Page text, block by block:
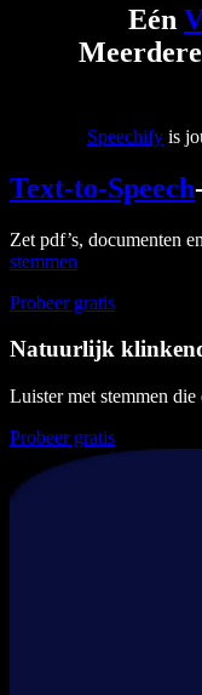
Eén
Speechify is
Text-to-Speech
Zet pdf’s, documenten
stemmen
Probeer gratis
Natuurlijk
Luister met stemmen
Probeer gratis